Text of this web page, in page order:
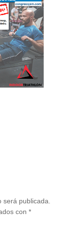
será publicada.
con *